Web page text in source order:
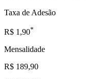
Taxa de Adesão
R$ 1,90*
Mensalidade
R$ 189,90